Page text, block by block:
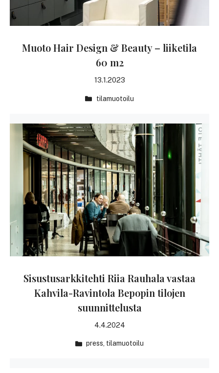
Muoto Hair Design & Beauty – liiketila
60 m2
13.1.2023
tilamuotoilu
Sisustusarkkitehti Riia Rauhala vastaa
Kahvila-Ravintola Bepopin tilojen
suunnittelusta
4.4.2024
press tilamuotoilu